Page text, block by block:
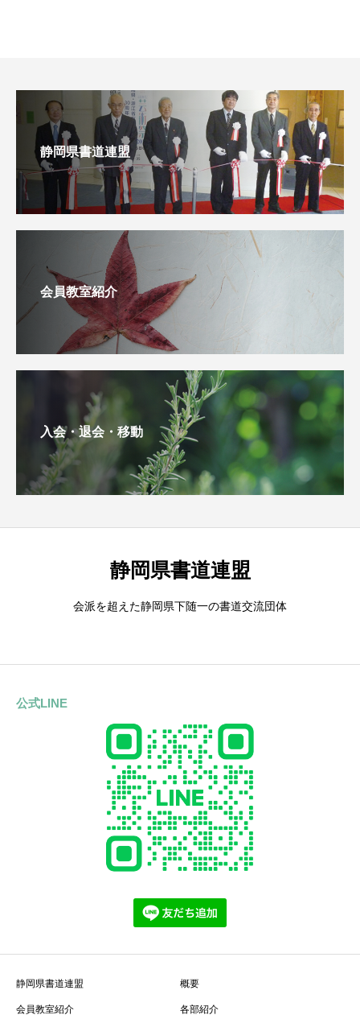
静岡県書道連盟
会員教室紹介
入会・退会・移動
静岡県書道連盟
会派を超えた静岡県下随一の書道交流団体
公式LINE
静岡県書道連盟 概要
会員教室紹介 各部紹介